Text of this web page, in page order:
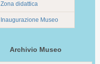
Zona didattica
Inaugurazione Museo
Archivio Museo